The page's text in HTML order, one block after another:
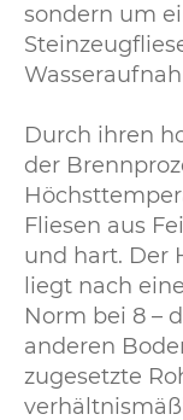
sondern um
Durch ihren
der
Fliesen aus
und hart. Der
liegt nach
Norm bei 8 –
anderen
zugesetzte